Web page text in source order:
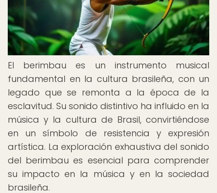
El berimbau es un instrumento musical
fundamental en la cultura brasileña, con un
legado que se remonta a la época de la
esclavitud. Su sonido distintivo ha influido en la
música y la cultura de Brasil, convirtiéndose
en un símbolo de resistencia y expresión
artística. La exploración exhaustiva del sonido
del berimbau es esencial para comprender
su impacto en la música y en la sociedad
brasileña.